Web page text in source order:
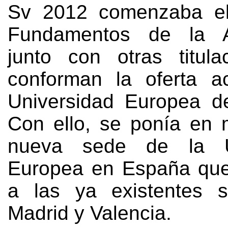
Sv 2012 comenzaba
Fundamentos de la
junto con otras
conforman la oferta
Universidad Europea
Con ello, se ponía en
nueva sede de la
Europea en España
a las ya existentes
Madrid y Valencia.